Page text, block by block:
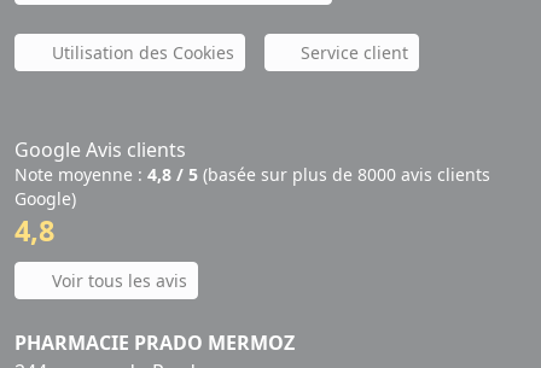
Utilisation des Cookies Service client
Google Avis clients
Note moyenne : 4,8 / 5 (basée sur plus de 8000 avis clients
Google)
4,8
Voir tous les avis
PHARMACIE PRADO MERMOZ